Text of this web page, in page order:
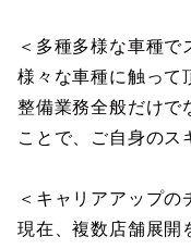
＜多種多様な車種で
様々な車種に触って
整備業務全般だけで
ことで、ご自身のス
＜キャリアアップの
現在、複数店舗展開